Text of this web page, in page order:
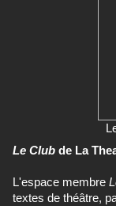
Le Club de La
L'espace membre
textes de théâtre,